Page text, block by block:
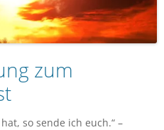
zum
so sende ich euch.“ –